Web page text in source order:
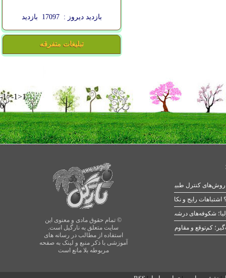
بازدید دیروز : 17097 بازدید
تبلیغات متفرقه
-1>-1>1
0
© تمام حقوق مادی و معنوی این
سایت متعلق به نارگیل است.
استفاده از مطالب در رسانه های
آموزشی با ذکر منبع و لینک به صفحه
مربوطه بلا مانع است
رایج و نکات طلایی
شکوفه‌های درشت در بهار